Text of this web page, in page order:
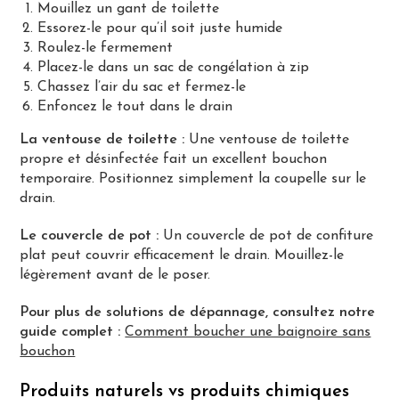
Mouillez un gant de toilette
Essorez-le pour qu’il soit juste humide
Roulez-le fermement
Placez-le dans un sac de congélation à zip
Chassez l’air du sac et fermez-le
Enfoncez le tout dans le drain
La ventouse de toilette : Une ventouse de toilette
propre et désinfectée fait un excellent bouchon
temporaire. Positionnez simplement la coupelle sur le
drain.
Le couvercle de pot : Un couvercle de pot de confiture
plat peut couvrir efficacement le drain. Mouillez-le
légèrement avant de le poser.
Pour plus de solutions de dépannage, consultez notre
guide complet : Comment boucher une baignoire sans
bouchon
Produits naturels vs produits chimiques